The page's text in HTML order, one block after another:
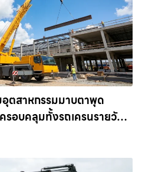
ตสาหกรรมมาบตาพุด
ครอบคลุมทั้งรถเครนรายวัน